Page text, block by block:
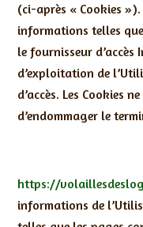
(ci-après « Cookies
informations telles
le fournisseur d’accès
d’exploitation de
d’accès. Les Cookies
d’endommager le
https://
informations de